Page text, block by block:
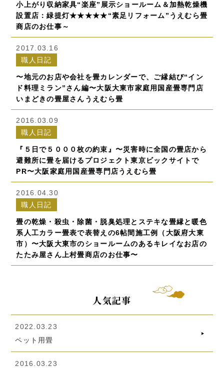
小上がり収納家具“楽座”展示ショールーム＆加熱乾燥機
設置店：緑提灯★★★★★“素足リフォーム”うえむら畳
商店のお仕事～
2017.03.16
職人日記
〜地元のお店や会社を畳カレンダーで、ご縁結び“イン
ド料理ミラン”さん編〜大阪大東市家庭用国産畳専門店
いまどきの畳屋さんうえむら畳
2016.03.09
職人日記
『５日で５０００枚の約束』〜災害時に全国の畳店から
避難所に畳を届けるプロジェクト東京ビックサイトで
PR〜大阪家庭用国産畳専門店うえむら畳
2016.04.30
職人日記
畳の乾燥・殺虫・除菌・脱臭処理とステキな畳縁と暖色
系人工カラー畳表で表替えの6帖間施工例（大阪府大東
市）〜大阪大東市のショールームのあるキレイなお店の
たたみ屋さん上村畳商店のお仕事〜
人気記事
2022.03.23
ペット用畳
2016.03.23